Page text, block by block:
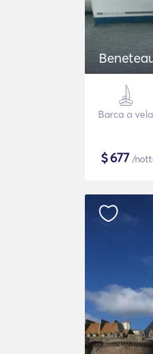
Barca a vela
$677 /